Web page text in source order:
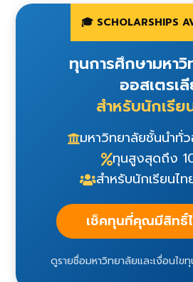
🎓 SCHOLARSHIPS
ทุนการศึกษามหาวิ
ออสเตรเ
สำหรับนักเรีย
มหาวิทยาลัยชั้นนำทั่ว
ทุนสูงสุดถึง
สำหรับนักเรียนไ
เช็คทุนที่คุณมีสิทธิ์
ดูรายชื่อมหาวิทยาลัยและเงื่อนไข